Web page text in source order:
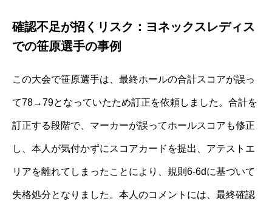
確認不足が招くリスク：ヨネックスレディス
での笹原選手の事例
この大会で笹原選手は、最終ホールの合計スコアが誤っ
て78→79となっていたため訂正を依頼しました。合計を
訂正する段階で、マーカーが誤ってホールスコアも修正
し、本人が気付かずにスコアカードを提出、アテストエ
リアを離れてしまったことにより、規則6-6dに基づいて
失格処分となりました。本人のコメントには、最終確認